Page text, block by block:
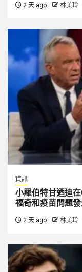
2 天 ago 林美玲
資訊
小羅伯特甘迺迪
福奇和疫苗問題
2 天 ago 林美玲